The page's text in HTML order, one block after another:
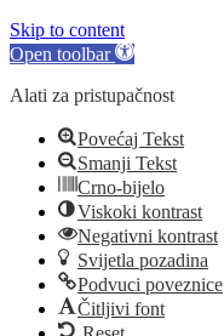
Skip to content
Open toolbar
Alati za pristupačnost
Povećaj Tekst
Smanji Tekst
Crno-bijelo
Viskoki kontrast
Negativni kontrast
Svijetla pozadina
Podvuci poveznice
Čitljivi font